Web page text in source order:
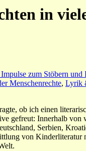
in
zum Stöbern und
Menschenrechte, Lyrik
ob ich einen
gefreut: Innerhalb von
Serbien,
von